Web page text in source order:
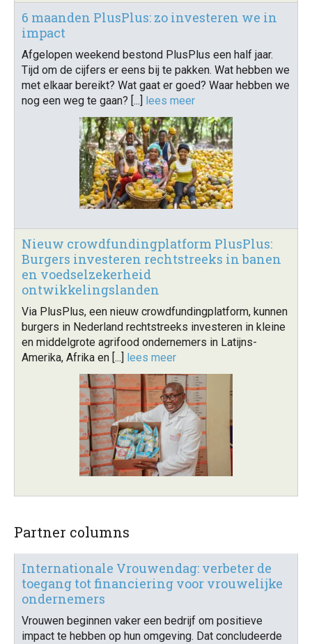
6 maanden PlusPlus: zo investeren we in
impact
Afgelopen weekend bestond PlusPlus een half jaar.
Tijd om de cijfers er eens bij te pakken. Wat hebben we
met elkaar bereikt? Wat gaat er goed? Waar hebben we
nog een weg te gaan? [...]
lees meer
Nieuw crowdfundingplatform PlusPlus:
Burgers investeren rechtstreeks in banen
en voedselzekerheid
ontwikkelingslanden
Via PlusPlus, een nieuw crowdfundingplatform, kunnen
burgers in Nederland rechtstreeks investeren in kleine
en middelgrote agrifood ondernemers in Latijns-
Amerika, Afrika en [...]
lees meer
Partner columns
Internationale Vrouwendag: verbeter de
toegang tot financiering voor vrouwelijke
ondernemers
Vrouwen beginnen vaker een bedrijf om positieve
impact te hebben op hun omgeving. Dat concludeerde